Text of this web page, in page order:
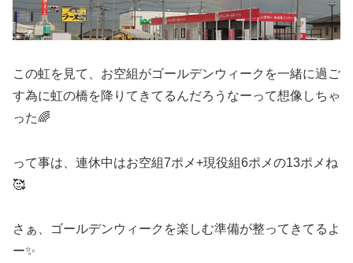
この虹を見て、お空組がゴールデンウィークを一緒に過ご
す為に虹の橋を降りてきてるんだろうなーって想像しちゃ
った🌈
って事は、連休中はお空組7ポメ+現役組6ポメの13ポメね
🥰
さぁ、ゴールデンウィークを楽しむ準備が整ってきてるよ
ー✨